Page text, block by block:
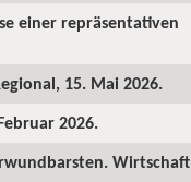
einer repräsentativen
15. Mai 2026.
2026.
Wirtschaft